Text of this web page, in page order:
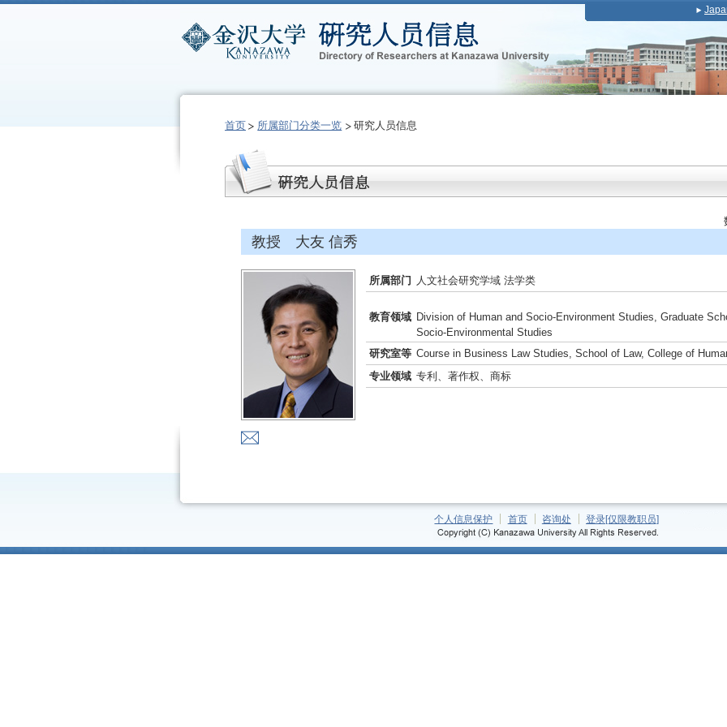
首页 所属部门分类一览 研究人员信息
教授 大友 信秀
所属部门 人文社会研究学域 法学类
教育领域 Division of Human and Socio-Environment Studies, Graduate
Socio-Environmental Studies
研究室等 Course in Business Law Studies, School of Law, College of
专业领域 专利、著作权、商标
个人信息保护 首页 咨询处 登录[仅限教职员]